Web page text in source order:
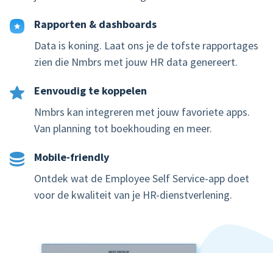
Rapporten & dashboards
Data is koning. Laat ons je de tofste rapportages
zien die Nmbrs met jouw HR data genereert.
Eenvoudig te koppelen
Nmbrs kan integreren met jouw favoriete apps.
Van planning tot boekhouding en meer.
Mobile-friendly
Ontdek wat de Employee Self Service-app doet
voor de kwaliteit van je HR-dienstverlening.